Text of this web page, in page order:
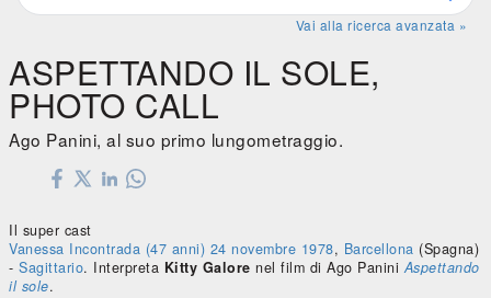
Vai alla ricerca avanzata »
ASPETTANDO IL SOLE,
PHOTO CALL
Ago Panini, al suo primo lungometraggio.
Il super cast
Vanessa Incontrada (47 anni) 24 novembre 1978, Barcellona (Spagna)
- Sagittario. Interpreta Kitty Galore nel film di Ago PaniniAspettando
il sole.